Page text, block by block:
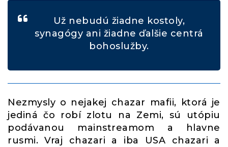
Už nebudú žiadne kostoly,
synagógy ani žiadne ďalšie centrá
bohoslužby.
Nezmysly o nejakej chazar mafii, ktorá je
jediná čo robí zlotu na Zemi, sú utópiu
podávanou mainstreamom a hlavne
rusmi. Vraj chazari a iba USA chazari a